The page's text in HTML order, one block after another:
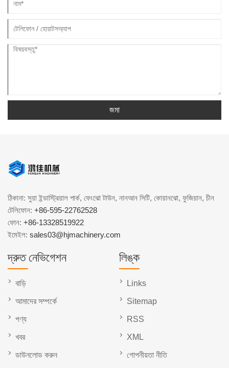
জমা
ঠিকানা: সুয়া ইন্ডাস্ট্রিয়াল পার্ক, ফেংঝো টাউন, নানআন সিটি, কোয়ানঝো, ফুজিয়ান, চীন
টেলিফোন: +86-595-22762528
ফোন: +86-13328519922
ইমেইল: sales03@hjmachinery.com
দ্রুত নেভিগেশন
বাড়ি
আমাদের সম্পর্কে
পণ্য
খবর
ডাউনলোড করুন
লিঙ্ক
Links
Sitemap
RSS
XML
গোপনীয়তা নীতি